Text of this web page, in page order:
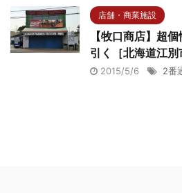
店舗・商業施設
【牧口商店】超
引く［北海道江別
2015/5/6 2番